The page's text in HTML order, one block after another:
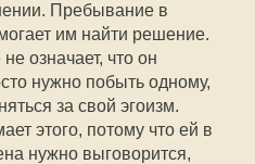
Пребывание в
им найти решение.
означает, что он
нужно побыть одному,
за свой эгоизм.
этого, потому что ей в
нужно выговорится,